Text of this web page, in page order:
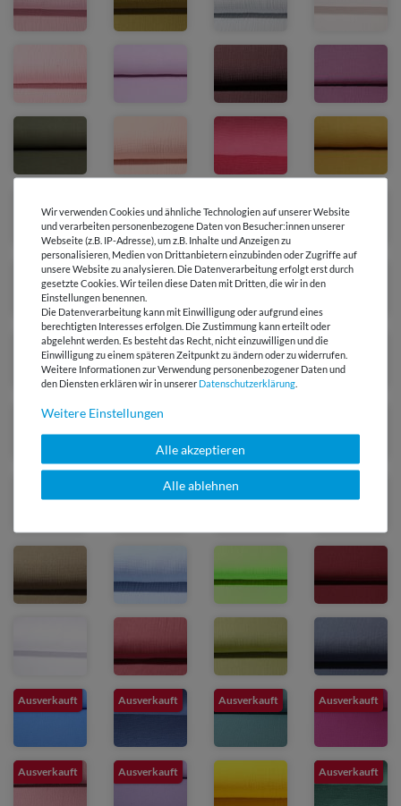
Ausverkauft Ausverkauft Ausverkauft Ausverkauft
Ausverkauft Ausverkauft Ausverkauft
Wir verwenden Cookies und ähnliche Technologien auf unserer Website
und verarbeiten personenbezogene Daten von Besucher:innen unserer
Webseite (z.B. IP-Adresse), um z.B. Inhalte und Anzeigen zu
personalisieren, Medien von Drittanbietern einzubinden oder Zugriffe auf
unsere Website zu analysieren. Die Datenverarbeitung erfolgt erst durch
gesetzte Cookies. Wir teilen diese Daten mit Dritten, die wir in den
Einstellungen benennen.
Die Datenverarbeitung kann mit Einwilligung oder aufgrund eines
berechtigten Interesses erfolgen. Die Zustimmung kann erteilt oder
abgelehnt werden. Es besteht das Recht, nicht einzuwilligen und die
Einwilligung zu einem späteren Zeitpunkt zu ändern oder zu widerrufen.
Weitere Informationen zur Verwendung personenbezogener Daten und
den Diensten erklären wir in unserer Daten­schutz­erklärung
Weitere Einstellungen
Alle akzeptieren
Alle ablehnen